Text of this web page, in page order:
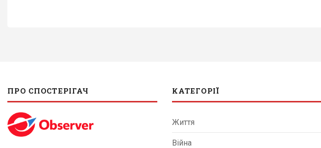
ПРО СПОСТЕРІГАЧ КАТЕГОРІЇ
Життя
Війна